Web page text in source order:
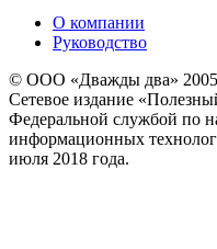
О компании
Руководство
© ООО «Дважды два»
Сетевое издание
Федеральной службой по
информационных
июля 2018 года.